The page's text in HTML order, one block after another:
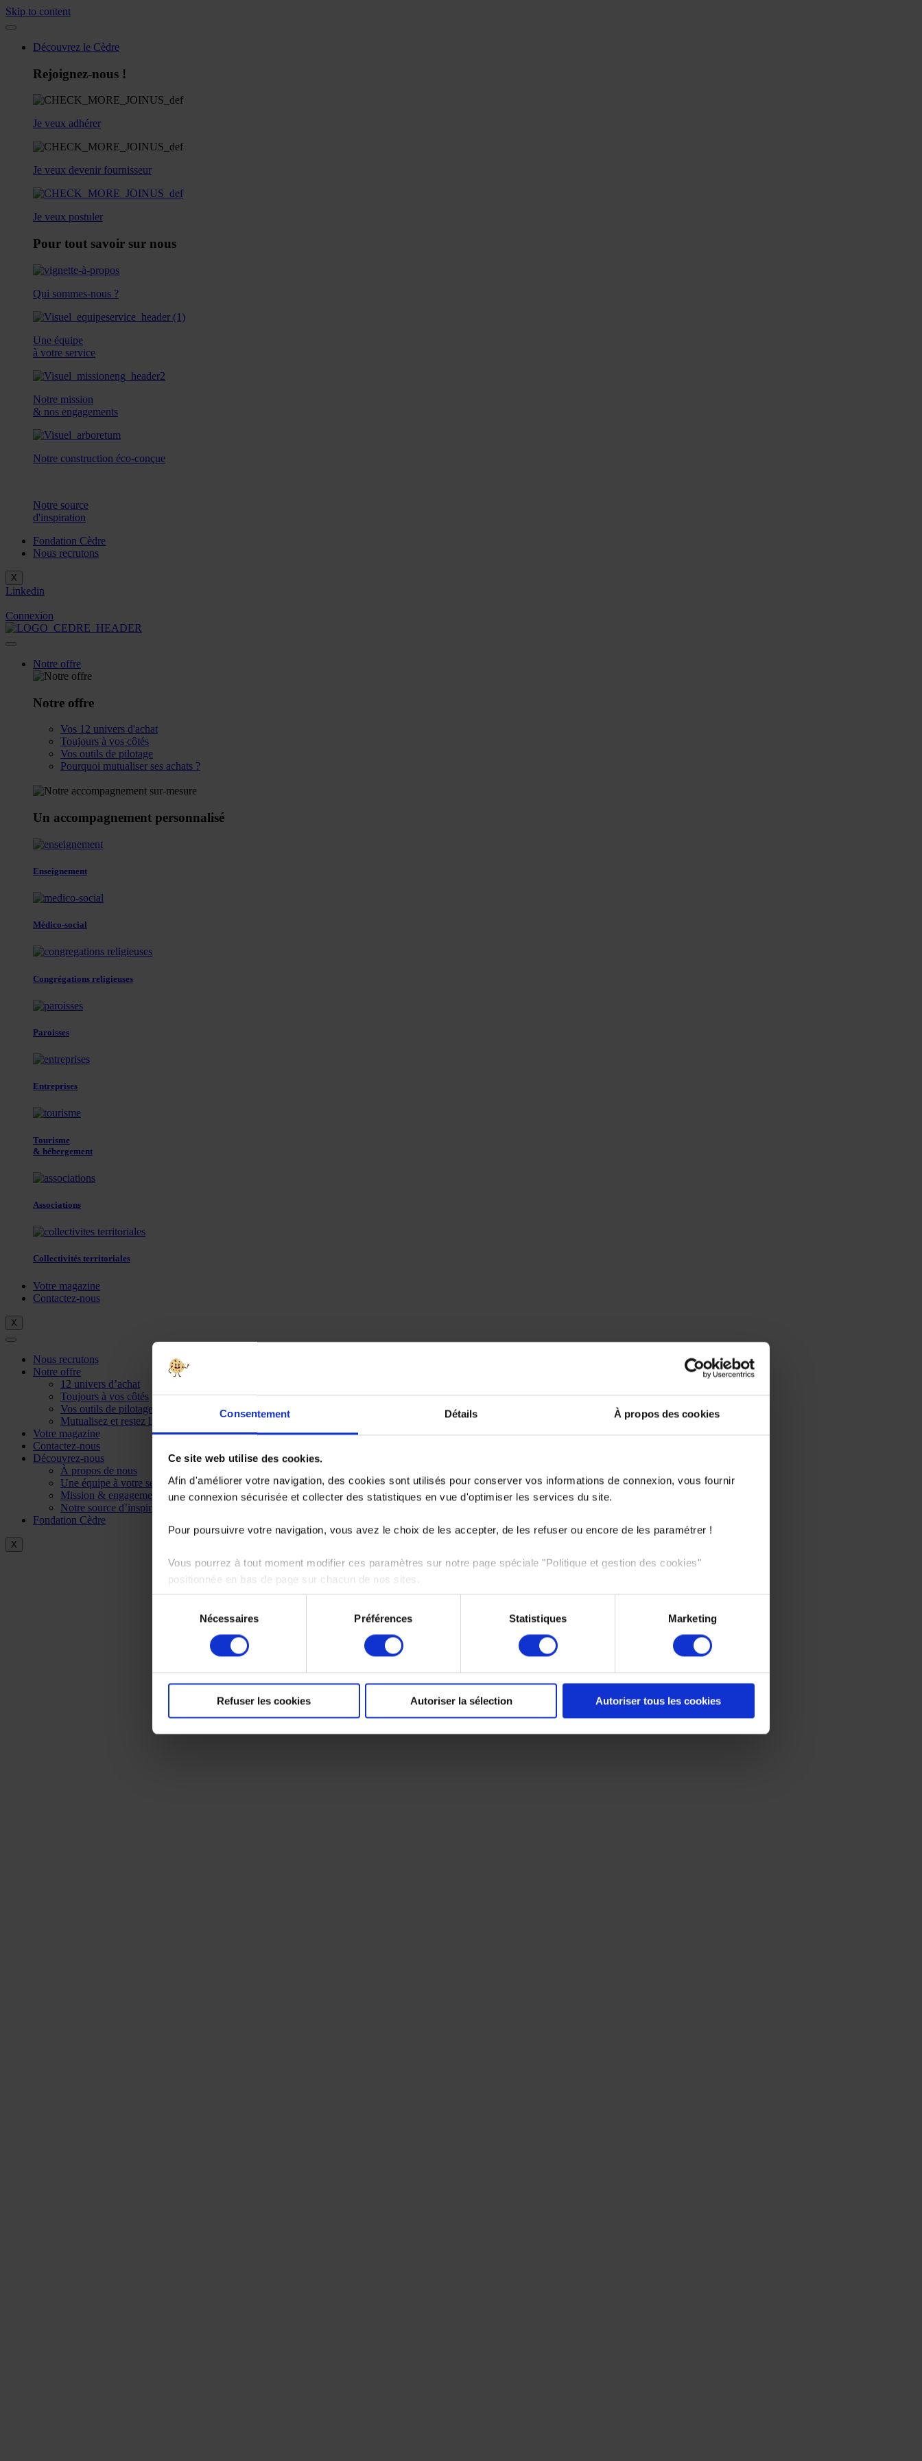
Consentement Détails À propos des cookies
Ce site web utilise des cookies.
Afin d'améliorer votre navigation, des cookies sont utilisés pour conserver vos informations de connexion, vous fournir
une connexion sécurisée et collecter des statistiques en vue d'optimiser les services du site.
Pour poursuivre votre navigation, vous avez le choix de les accepter, de les refuser ou encore de les paramétrer !
Vous pourrez à tout moment modifier ces paramètres sur notre page spéciale "Politique et gestion des cookies"
positionnée en bas de page sur chacun de nos sites.
Pour en savoir plus sur notre politique de protection des données personnelles,
consentement
Nécessaires Préférences Statistiques Marketing
Refuser les cookies Autoriser la sélection Autoriser tous les cookies
Skip to content
Découvrez le Cèdre
Rejoignez-nous !
Je veux adhérer
Je veux devenir fournisseur
Je veux postuler
Pour tout savoir sur nous
Qui sommes-nous ?
Une équipe
à votre service
Notre mission
& nos engagements
Notre construction éco-conçue
Notre source
d'inspiration
Fondation Cèdre
Nous recrutons
X
Linkedin
Connexion
Notre offre
Notre offre
Vos 12 univers d'achat
Toujours à vos côtés
Vos outils de pilotage
Pourquoi mutualiser ses achats ?
Un accompagnement personnalisé
Enseignement
Médico-social
Congrégations religieuses
Paroisses
Entreprises
Tourisme
& hébergement
Associations
Collectivités territoriales
Votre magazine
Contactez-nous
X
Nous recrutons
Notre offre
12 univers d’achat
Toujours à vos côtés
Vos outils de pilotage
Mutualisez et restez libre
Votre magazine
Contactez-nous
Découvrez-nous
À propos de nous
Une équipe à votre service
Mission & engagements
Notre source d’inspiration
Fondation Cèdre
X